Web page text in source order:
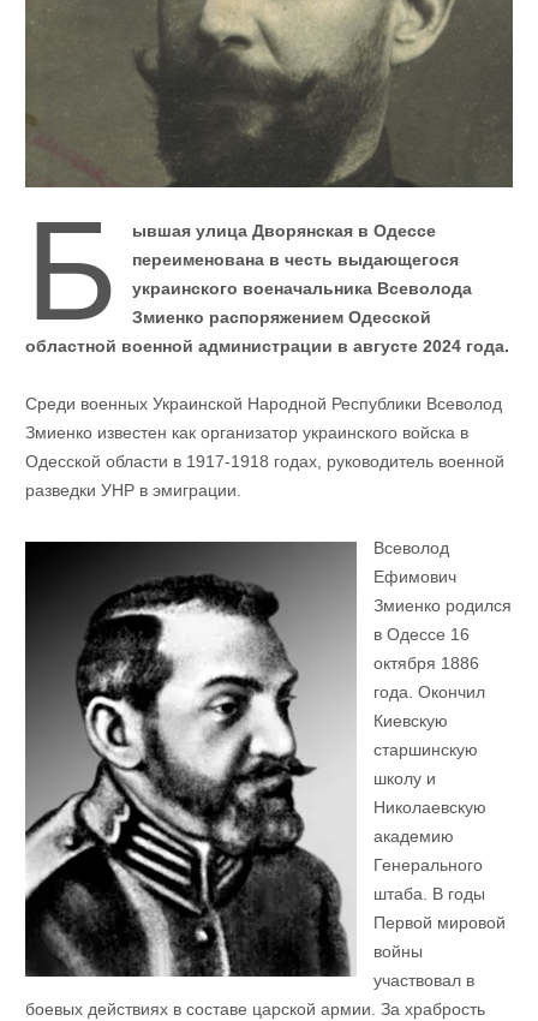
Б
ывшая улица Дворянская в Одессе
переименована в честь выдающегося
украинского военачальника Всеволода
Змиенко распоряжением Одесской
областной военной администрации в августе 2024 года.
Среди военных Украинской Народной Республики Всеволод
Змиенко известен как организатор украинского войска в
Одесской области в 1917-1918 годах, руководитель военной
разведки УНР в эмиграции.
Всеволод
Ефимович
Змиенко родился
в Одессе 16
октября 1886
года. Окончил
Киевскую
старшинскую
школу и
Николаевскую
академию
Генерального
штаба. В годы
Первой мировой
войны
участвовал в
боевых действиях в составе царской армии. За храбрость